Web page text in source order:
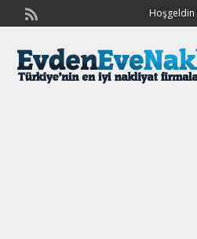
Hoşgeldin